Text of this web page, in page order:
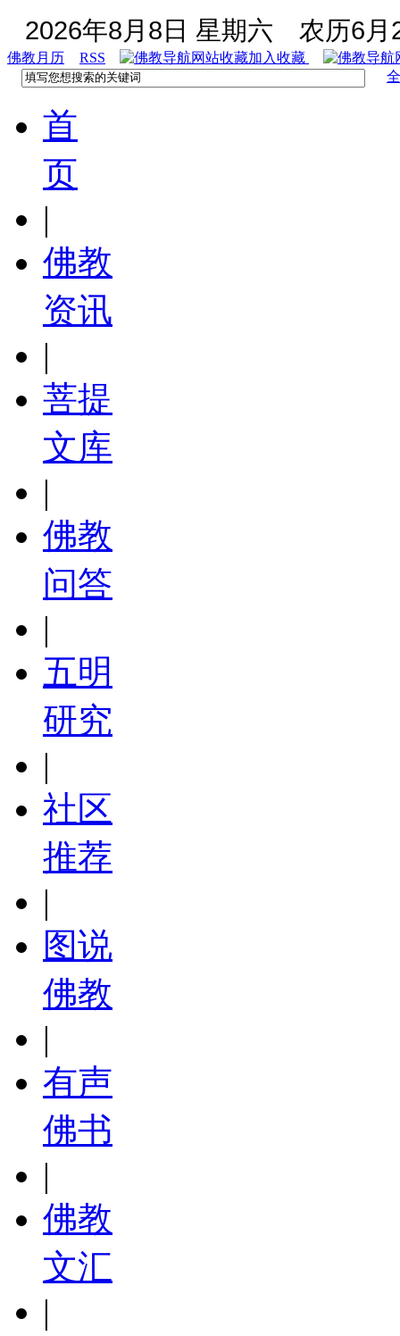
2026年8月8日 星期六 农历6月
佛教月历 RSS
加入收藏
首
页
|
佛教
资讯
|
菩提
文库
|
佛教
问答
|
五明
研究
|
社区
推荐
|
图说
佛教
|
有声
佛书
|
佛教
文汇
|